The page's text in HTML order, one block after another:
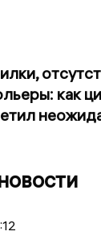
как